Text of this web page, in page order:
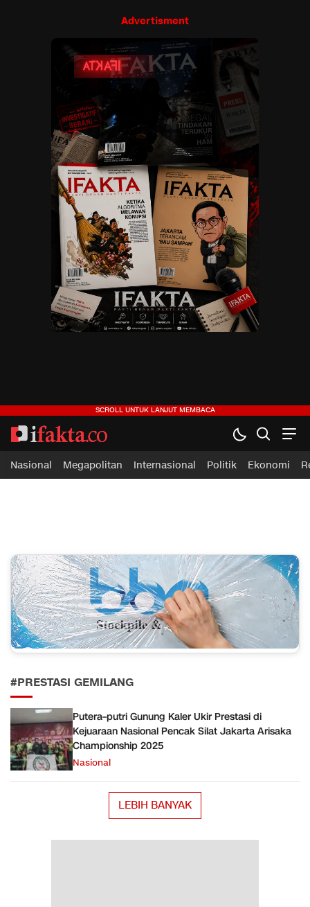
Advertisment
ifakta.co
#pastibenar
Nasional Megapolitan Internasional Politik Ekonomi
#PRESTASI GEMILANG
Putera–putri Gunung Kaler Ukir Prestasi di
Kejuaraan Nasional Pencak Silat Jakarta Arisaka
Championship 2025
Nasional
LEBIH BANYAK